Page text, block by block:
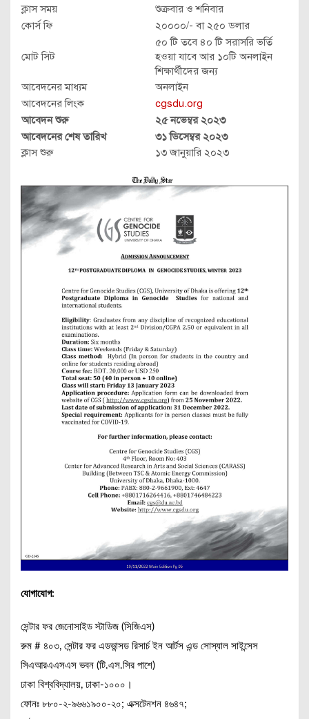
ক্লাস সময়
শুক্রবার ও শনিবার
কোর্স ফি
২০০০০/- বা ২৫০ ডলার
মোট সিট
৫০ টি তবে ৪০ টি সরাসরি ভর্তি
হওয়া যাবে আর ১০টি অনলাইন
শিক্ষার্থীদের জন্য
আবেদনের মাধ্যম
অনলাইন
আবেদনের লিংক
cgsdu.org
আবেদন শুরু
২৫ নভেম্বর ২০২৩
আবেদনের শেষ তারিখ
৩১ ডিসেম্বর ২০২৩
ক্লাস শুরু
১৩ জানুয়ারি ২০২৩
যোগাযোগ:
সেন্টার ফর জেনোসাইড স্টাডিজ (সিজিএস)
রুম # ৪০৩, সেন্টার ফর এডভান্সড রিসার্চ ইন আর্টস এন্ড সোস্যাল সাইন্সেস
সিএআরএএসএস ভবন (টি.এস.সির পাশে)
ঢাকা বিশ্ববিদ্যালয়, ঢাকা-১০০০।
ফোনঃ ৮৮০-২-৯৬৬১৯০০-২০; এক্সটেনশন ৪৬৪৭;